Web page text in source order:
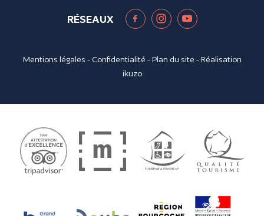
RÉSEAUX
Mentions légales - Confidentialité -Plan du site - Réalisation
ikuzo